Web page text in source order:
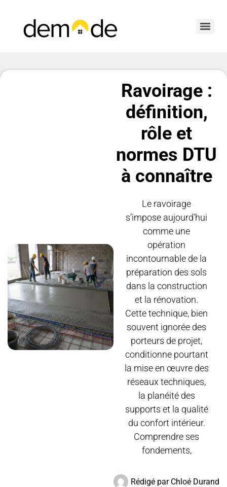
Ravoirage :
définition,
rôle et
normes DTU
à connaître
Le ravoirage
s’impose aujourd’hui
comme une
opération
incontournable de la
préparation des sols
dans la construction
et la rénovation.
Cette technique, bien
souvent ignorée des
porteurs de projet,
conditionne pourtant
la mise en œuvre des
réseaux techniques,
la planéité des
supports et la qualité
du confort intérieur.
Comprendre ses
fondements,
Rédigé par Chloé Durand